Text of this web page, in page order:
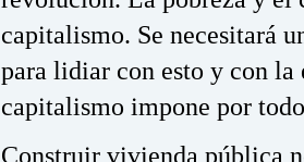
capitalismo. Se necesitará
para lidiar con esto y con
capitalismo impone por
Construir vivienda pública